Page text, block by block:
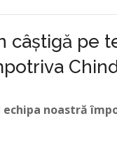
câștigă pe
noastră